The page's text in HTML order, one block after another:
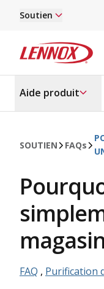
Soutien
Lennox
Aide produit
SOUTIEN FAQs
FAQ , Purification